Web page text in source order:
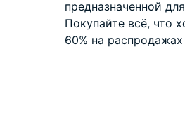
предназначенной
Покупайте всё, что
60% на